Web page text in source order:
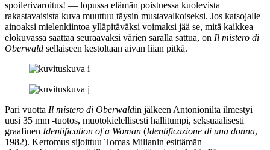
spoilerivaroitus! — lopussa elämän poistuessa kuolevista
rakastavaisista kuva muuttuu täysin mustavalkoiseksi. Jos katsojalle
ainoaksi mielenkiintoa ylläpitäväksi voimaksi jää se, mitä kaikkea
elokuvassa saattaa seuraavaksi värien saralla sattua, on Il mistero di
Oberwald sellaiseen kestoltaan aivan liian pitkä.
Pari vuotta Il mistero di Oberwaldin jälkeen Antonionilta ilmestyi
uusi 35 mm ‑tuotos, muotokielellisesti hallitumpi, seksuaalisesti
graafinen Identification of a Woman (Identificazione di una donna,
1982). Kertomus sijoittuu Tomas Milianin esittämän